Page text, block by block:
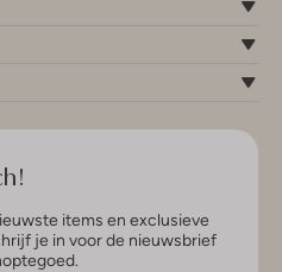
items en exclusieve
je in voor de nieuwsbrief